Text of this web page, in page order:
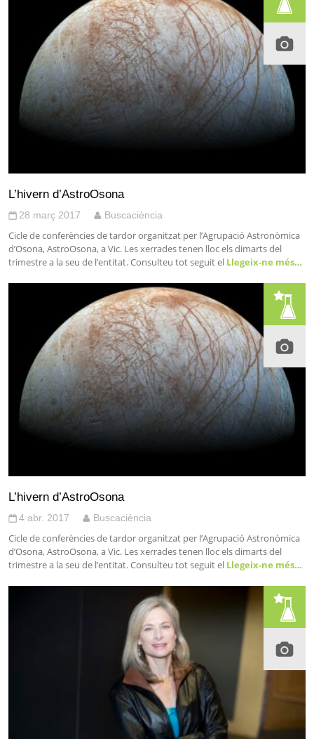
L’hivern d’AstroOsona
28 març 2017 Buscaciència
Cicle de conferències de tardor organitzat per l’Agrupació Astronòmica
d’Osona, AstroOsona, a Vic. Les xerrades tenen lloc els dimarts del
trimestre a la seu de l’entitat. Consulteu tot seguit el Llegeix-ne més…
L’hivern d’AstroOsona
4 abr. 2017 Buscaciència
Cicle de conferències de tardor organitzat per l’Agrupació Astronòmica
d’Osona, AstroOsona, a Vic. Les xerrades tenen lloc els dimarts del
trimestre a la seu de l’entitat. Consulteu tot seguit el Llegeix-ne més…